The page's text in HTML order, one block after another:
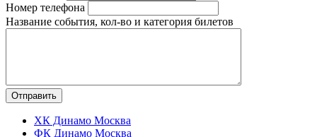
Номер телефона
Название события, кол-во и категория билетов
ХК Динамо Москва
ФК Динамо Москва